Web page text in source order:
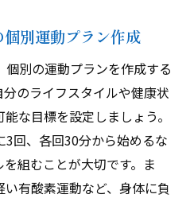
別運動プラン作成
別の運動プランを作成する
のライフスタイルや健康状
な目標を設定しましょう。
回、各回30分から始めるな
組むことが大切です。ま
有酸素運動など、身体に負